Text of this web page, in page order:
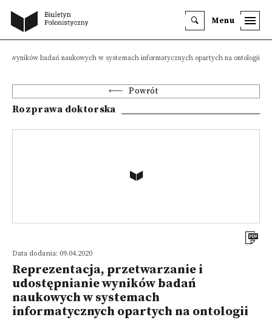
Menu
wyników badań naukowych w systemach informatycznych opartych na ontologii
Powrót
Rozprawa doktorska
Data dodania: 09.04.2020
Reprezentacja, przetwarzanie i
udostępnianie wyników badań
naukowych w systemach
informatycznych opartych na ontologii